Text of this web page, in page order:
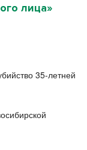
лица»
35-летней